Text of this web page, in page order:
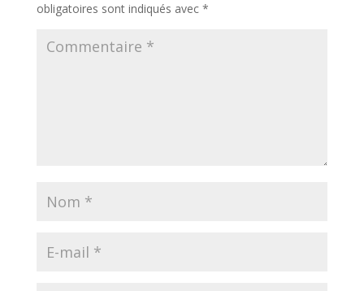
obligatoires sont indiqués avec *